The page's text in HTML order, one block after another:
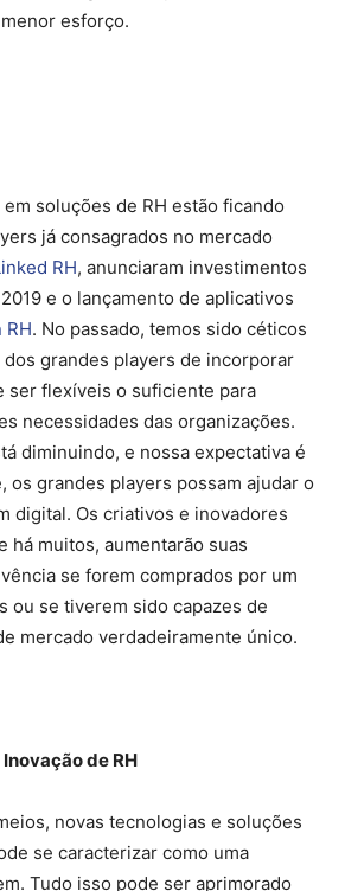
esforço.
soluções de RH estão ficando
já consagrados no mercado
RH, anunciaram investimentos
e o lançamento de aplicativos
RH. No passado, temos sido céticos
dos grandes players de incorporar
ser flexíveis o suficiente para
necessidades das organizações.
diminuindo, e nossa expectativa é
os grandes players possam ajudar o
digital. Os criativos e inovadores
há muitos, aumentarão suas
se forem comprados por um
ou se tiverem sido capazes de
mercado verdadeiramente único.
de RH
novas tecnologias e soluções
se caracterizar como uma
Tudo isso pode ser aprimorado